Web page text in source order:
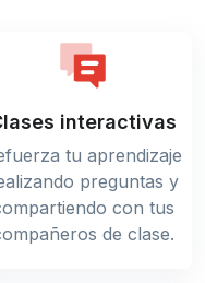
interactivas
tu aprendizaje
preguntas y
con tus
de clase.